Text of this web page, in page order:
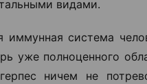
видами.
система
уже полноценного
ничем не